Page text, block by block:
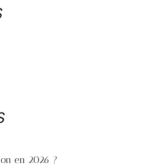
en 2026 ?